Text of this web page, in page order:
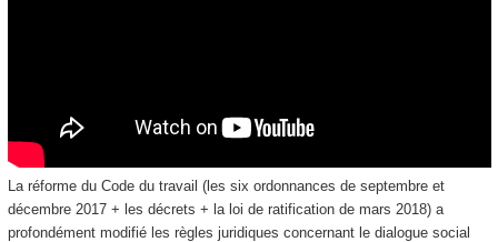
La réforme du Code du travail (les six ordonnances de septembre et
décembre 2017 + les décrets + la loi de ratification de mars 2018) a
profondément modifié les règles juridiques concernant le dialogue social